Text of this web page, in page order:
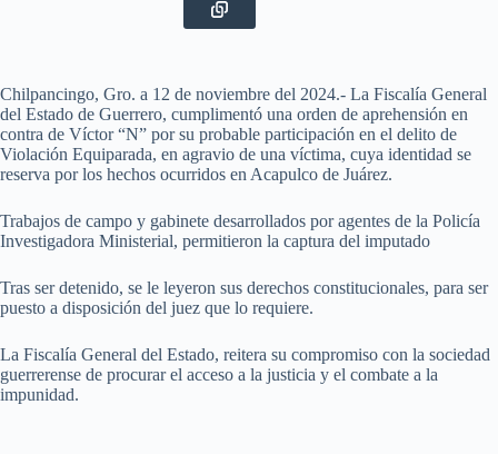
Chilpancingo, Gro. a 12 de noviembre del 2024.- La Fiscalía General
del Estado de Guerrero, cumplimentó una orden de aprehensión en
contra de Víctor “N” por su probable participación en el delito de
Violación Equiparada, en agravio de una víctima, cuya identidad se
reserva por los hechos ocurridos en Acapulco de Juárez.
Trabajos de campo y gabinete desarrollados por agentes de la Policía
Investigadora Ministerial, permitieron la captura del imputado
Tras ser detenido, se le leyeron sus derechos constitucionales, para ser
puesto a disposición del juez que lo requiere.
La Fiscalía General del Estado, reitera su compromiso con la sociedad
guerrerense de procurar el acceso a la justicia y el combate a la
impunidad.